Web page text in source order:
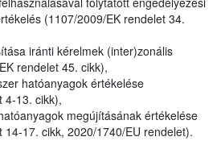
(1107/2009/EK rendelet 34.
iránti kérelmek (inter)zonális
rendelet 45. cikk),
hatóanyagok értékelése
4-13. cikk),
megújításának értékelése
14-17. cikk, 2020/1740/EU rendelet).